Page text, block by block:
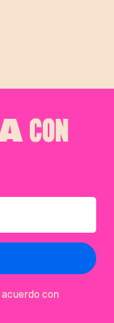
CON
con